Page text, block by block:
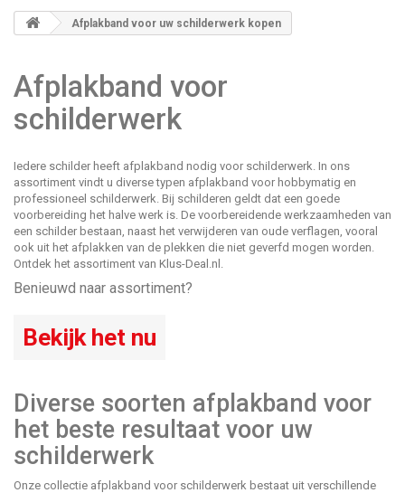
Afplakband voor uw schilderwerk kopen
Afplakband voor
schilderwerk
Iedere schilder heeft afplakband nodig voor schilderwerk. In ons
assortiment vindt u diverse typen afplakband voor hobbymatig en
professioneel schilderwerk. Bij schilderen geldt dat een goede
voorbereiding het halve werk is. De voorbereidende werkzaamheden van
een schilder bestaan, naast het verwijderen van oude verflagen, vooral
ook uit het afplakken van de plekken die niet geverfd mogen worden.
Ontdek het assortiment van Klus-Deal.nl.
Benieuwd naar assortiment?
Bekijk het nu
Diverse soorten afplakband voor
het beste resultaat voor uw
schilderwerk
Onze collectie afplakband voor schilderwerk bestaat uit verschillende